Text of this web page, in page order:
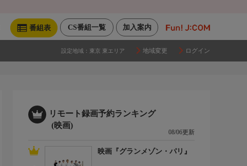
加入案内
CS番組一覧
番組表
設定地域： 東京 東エリア 地域変更 ログイン
リモート録画予約ランキング
(映画)
08/06更新
映画『グランメゾン・パリ』